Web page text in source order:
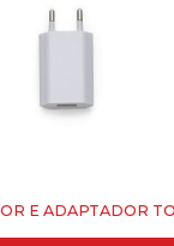
E ADAPTADOR